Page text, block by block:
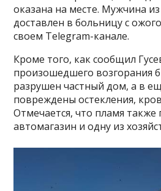
оказана на месте. Мужчина
доставлен в больницу с
своем Telegram-канале.
Кроме того, как сообщил
произошедшего возгорания
разрушен частный дом, а в
повреждены остекления,
Отмечается, что пламя также
автомагазин и одну из